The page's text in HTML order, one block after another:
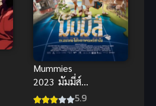
Mummies
2023 มัมมี่ส์
ซับไทย
5.9